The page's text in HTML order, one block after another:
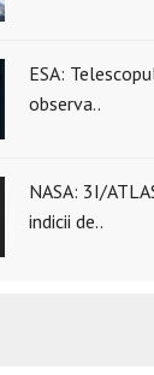
ESA:
observa..
NASA: 3I/
indicii de..